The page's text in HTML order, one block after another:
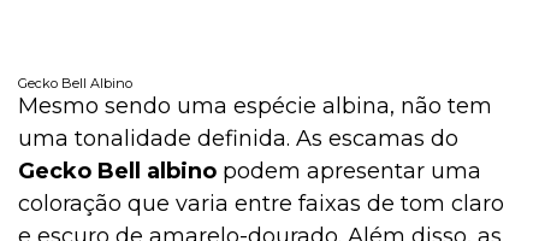
Gecko Bell Albino
Mesmo sendo uma espécie albina, não tem
uma tonalidade definida. As escamas do
Gecko Bell albino podem apresentar uma
coloração que varia entre faixas de tom claro